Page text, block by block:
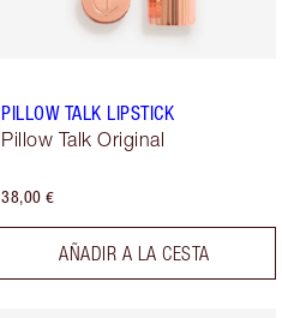
PILLOW TALK LIPSTICK
Pillow Talk Original
38,00 €
AÑADIR A LA CESTA